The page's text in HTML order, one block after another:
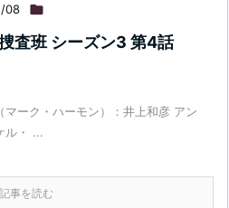
08 
査班 シーズン3 第4話
マーク・ハーモン）：井上和彦 アン
ル・ ...
記事を読む